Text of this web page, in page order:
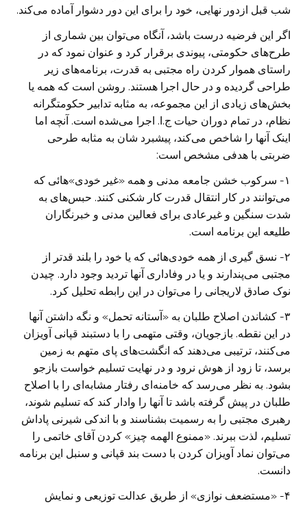
شب قبل ازدور نهایی، خود را برای این دور دشوار آماده می‌‏کند.
اگر این فرضیه درست باشد، آنگاه می‌توان بین شماری از
طرح‌های حکومتی، پیوندی ‏برقرار کرد و عنوان نمود که در
راستای هموار کردن راه مجتبی به قدرت، برنامه‌های ‏زیر
طراحی گردیده و در حال اجرا هستند. روشن است که همه یا
بخش‌های زیادی از این ‏مجموعه، به مثابه تدابیر حکومتگرانه
نظام، در تمام دوران حیات ج.ا. اجرا می‌شده است. ‏آنچه اما
اینک آنها را شاخص می‌کند، پیشبرد شان به مثابه طرحی
ضربتی با هدفی ‏مشخص است:
‏۱-‏ سرکوب خشن جامعه مدنی و همه «غیر خودی»‌هائی که
می‌توانند در کار انتقال ‏قدرت کار شکنی کنند. حبس‌های به
شدت سنگین و غیرعادی برای فعالین مدنی و ‏خبرنگاران
طلیعه این برنامه است.
‏۲-‏ نسق گیری از همه خودی‌هائی که یا خود را بلند قد‌تر از
مجتبی می‌پندارند و یا ‏در وفاداری آنها تردید وجود دارد. چیدن
نوک صادق لاریجانی را می‌توان در این ‏رابطه تحلیل کرد.
‏۳-‏ کشاندن اصلاح طلبان به «آستانه تحمل» و نگه داشتن آنها
در این نقطه. بازجویان، ‏وقتی متهمی را با دستبند قپانی آویزان
می‌کنند، ترتیبی می‌دهند که انگشت‌های پای ‏متهم به زمین
برسد، تا زود از هوش نرود و در نهایت تسلیم خواست بازجو
بشود. ‏به نظر می‌رسد که خامنه‌ای رفتار مشابه‌ای را با اصلاح
طلبان در پیش گرفته ‏باشد تا آنها را وادار کند که تسلیم شوند،
رهبری مجتبی را به رسمیت بشناسند و با ‏اندکی شیرنی پاداش
تسلیم، لذت ببرند. «ممنوع الهمه چیز» کردن آقای خاتمی را
می‌‏توان نماد آویزان کردن با دست بند قپانی و سنبل این برنامه
دانست.
‏۴-‏ «مستضعف نوازی» از طریق عدالت توزیعی و نمایش